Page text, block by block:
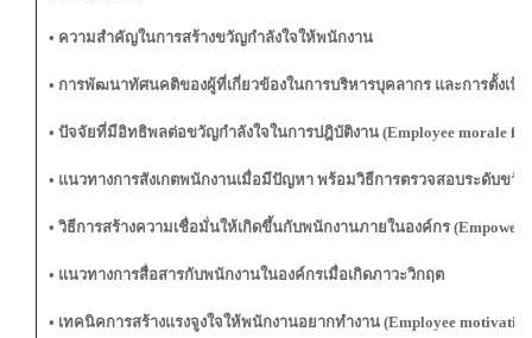
• ความสำคัญในการสร้างขวัญกำลังใจให้พนักงาน
• การพัฒนาทัศนคติของผู้ที่เกี่ยวข้องในการบริหารบุคลากร และการตั้งเป้
• ปัจจัยที่มีอิทธิพลต่อขวัญกำลังใจในการปฎิบัติงาน (Employee morale
• แนวทางการสังเกตพนักงานเมื่อมีปัญหา พร้อมวิธีการตรวจสอบระดับขวั
• วิธีการสร้างความเชื่อมั่นให้เกิดขึ้นกับพนักงานภายในองค์กร
• แนวทางการสื่อสารกับพนักงานในองค์กรเมื่อเกิดภาวะวิกฤต
• เทคนิคการสร้างแรงจูงใจให้พนักงานอยากทำงาน (Employee